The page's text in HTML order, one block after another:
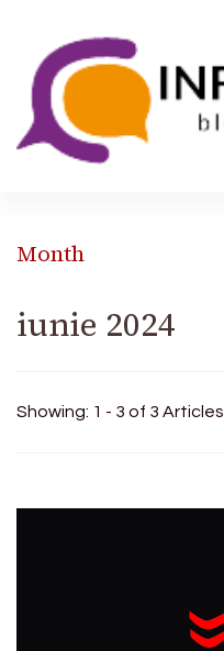
Month
iunie 2024
Showing: 1 - 3 of 3 Articles